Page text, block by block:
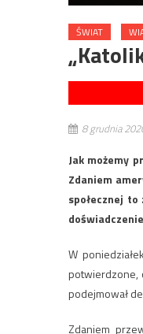
ŚWIAT
8 grudnia
Jak możemy
Zdaniem
społecznej
W
potwierdzone,
podejmował
Zdaniem